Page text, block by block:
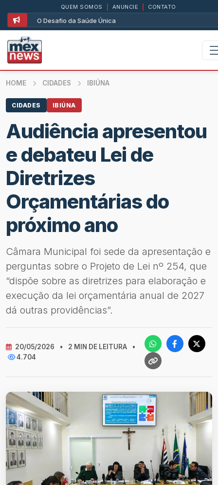
O Desafio da Saúde Única
QUEM SOMOS ANUNCIE CONTATO
HOME CIDADES IBIÚNA
CIDADES IBIÚNA
Audiência apresentou
e debateu Lei de
Diretrizes
Orçamentárias do
próximo ano
Câmara Municipal foi sede da apresentação e
perguntas sobre o Projeto de Lei nº 254, que
“dispõe sobre as diretrizes para elaboração e
execução da lei orçamentária anual de 2027
dá outras providências”.
20/05/2026 • 2 MIN DE LEITURA
•
4.704